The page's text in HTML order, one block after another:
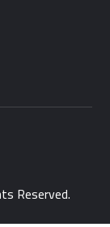
Reserved.